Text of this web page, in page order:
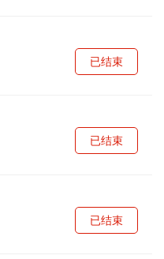
已结束
已结束
已结束